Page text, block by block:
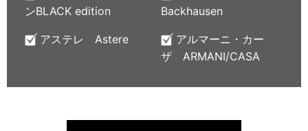
ンBLACK edition
Backhausen
アステレ Astere
アルマーニ・カー
ザ ARMANI/CASA